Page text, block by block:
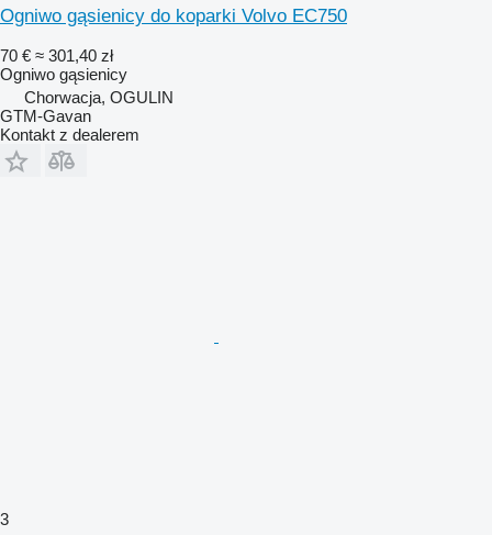
Ogniwo gąsienicy do koparki Volvo EC750
70 € ≈ 301,40 zł
Ogniwo gąsienicy
Chorwacja, OGULIN
GTM-Gavan
Kontakt z dealerem
3